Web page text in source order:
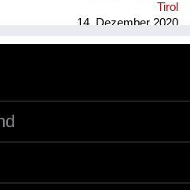
Tirol
14. Dezember 2020